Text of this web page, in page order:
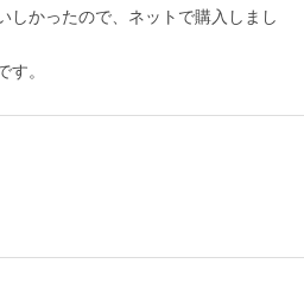
しかったので、ネットで購入しまし
す。